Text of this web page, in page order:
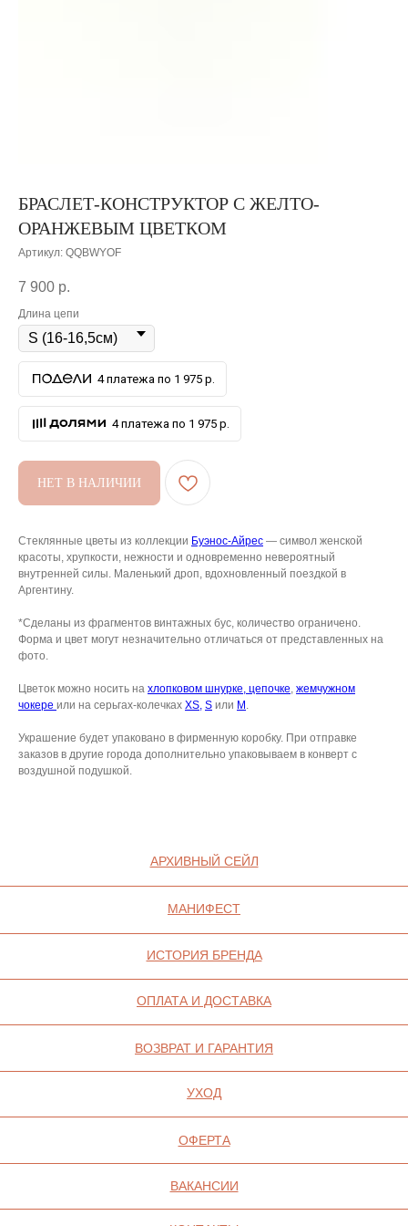
БРАСЛЕТ-КОНСТРУКТОР С ЖЕЛТО-
ОРАНЖЕВЫМ ЦВЕТКОМ
Артикул: QQBWYOF
7 900 р.
Длина цепи
4 платежа по 1 975 р.
4 платежа по 1 975 р.
НЕТ В НАЛИЧИИ
Стеклянные цветы из коллекции Буэнос-Айрес — символ женской
красоты, хрупкости, нежности и одновременно невероятный
внутренней силы. Маленький дроп, вдохновленный поездкой в
Аргентину.
*Сделаны из фрагментов винтажных бус, количество ограничено.
Форма и цвет могут незначительно отличаться от представленных на
фото.
Цветок можно носить на хлопковом шнурке, цепочке, жемчужном
чокере или на серьгах-колечках XS, S или M .
Украшение будет упаковано в фирменную коробку. При отправке
заказов в другие города дополнительно упаковываем в конверт с
воздушной подушкой.
COOKIE
ОФЕРТА
КОНТАКТЫ
ВОЗВРАТ И ГАРАНТИЯ
ИСТОРИЯ БРЕНДА
АРХИВНЫЙ СЕЙЛ
Road
Возврат
Оферта